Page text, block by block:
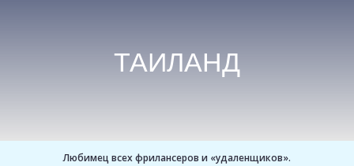
Никакого беспокойства о перелете и
аренде квартиры! Проживание в
Заинтриговали? Собирайте
чемоданы!
ТАИЛАНД
Любимец всех фрилансеров и «удаленщиков».